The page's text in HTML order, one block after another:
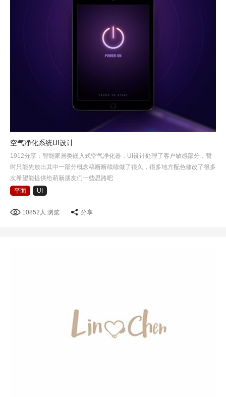
空气净化系统UI设计
1912分享：智能家居类嵌入式空气净化器，UI设计处理了客户敏感部分，暂
时只能先放出其中一部分概念稿断断续续做了很久，很多地方配色修改了很多
次希望能提供给萌新朋友们一些思路吧
平面
UI
10852人 浏览 分享